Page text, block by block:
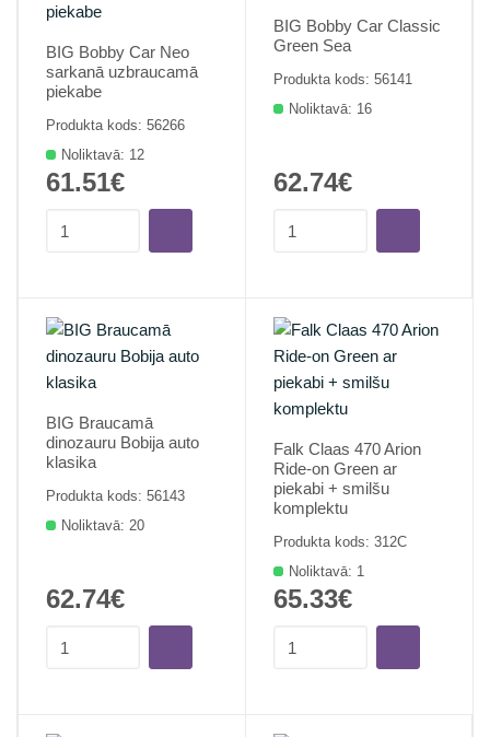
BIG Bobby Car Neo
sarkanā uzbraucamā
piekabe
Produkta kods: 56266
Noliktavā: 12
61.51€
BIG Bobby Car Classic
Green Sea
Produkta kods: 56141
Noliktavā: 16
62.74€
BIG Braucamā
dinozauru Bobija auto
klasika
Produkta kods: 56143
Noliktavā: 20
62.74€
Falk Claas 470 Arion
Ride-on Green ar
piekabi + smilšu
komplektu
Produkta kods: 312C
Noliktavā: 1
65.33€